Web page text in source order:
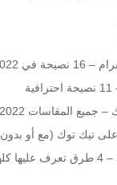
في 2022
المقاسات 2022
توك (مع أو بدون 1000 متابع)